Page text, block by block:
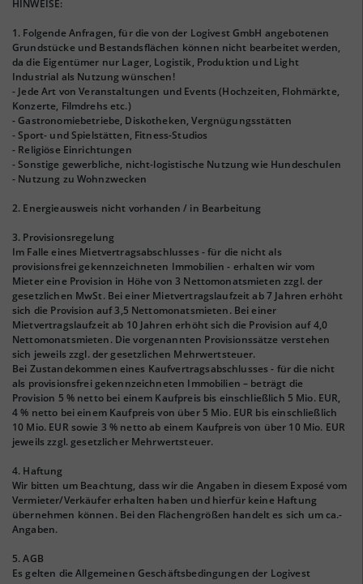
HINWEISE:
1. Folgende Anfragen, für die von der Logivest GmbH angebotenen
Grundstücke und Bestandsflächen können nicht bearbeitet werden,
da die Eigentümer nur Lager, Logistik, Produktion und Light
Industrial als Nutzung wünschen!
- Jede Art von Veranstaltungen und Events (Hochzeiten, Flohmärkte,
Konzerte, Filmdrehs etc.)
- Gastronomiebetriebe, Diskotheken, Vergnügungsstätten
- Sport- und Spielstätten, Fitness-Studios
- Religiöse Einrichtungen
- Sonstige gewerbliche, nicht-logistische Nutzung wie Hundeschulen
- Nutzung zu Wohnzwecken
2. Energieausweis nicht vorhanden / in Bearbeitung
3. Provisionsregelung
Im Falle eines Mietvertragsabschlusses - für die nicht als
provisionsfrei gekennzeichneten Immobilien - erhalten wir vom
Mieter eine Provision in Höhe von 3 Nettomonatsmieten zzgl. der
gesetzlichen MwSt. Bei einer Mietvertragslaufzeit ab 7 Jahren erhöht
sich die Provision auf 3,5 Nettomonatsmieten. Bei einer
Mietvertragslaufzeit ab 10 Jahren erhöht sich die Provision auf 4,0
Nettomonatsmieten. Die vorgenannten Provisionssätze verstehen
sich jeweils zzgl. der gesetzlichen Mehrwertsteuer.
Bei Zustandekommen eines Kaufvertragsabschlusses - für die nicht
als provisionsfrei gekennzeichneten Immobilien – beträgt die
Provision 5 % netto bei einem Kaufpreis bis einschließlich 5 Mio. EUR,
4 % netto bei einem Kaufpreis von über 5 Mio. EUR bis einschließlich
10 Mio. EUR sowie 3 % netto ab einem Kaufpreis von über 10 Mio. EUR
jeweils zzgl. gesetzlicher Mehrwertsteuer.
4. Haftung
Wir bitten um Beachtung, dass wir die Angaben in diesem Exposé vom
Vermieter/Verkäufer erhalten haben und hierfür keine Haftung
übernehmen können. Bei den Flächengrößen handelt es sich um ca.-
Angaben.
5. AGB
Es gelten die Allgemeinen Geschäftsbedingungen der Logivest